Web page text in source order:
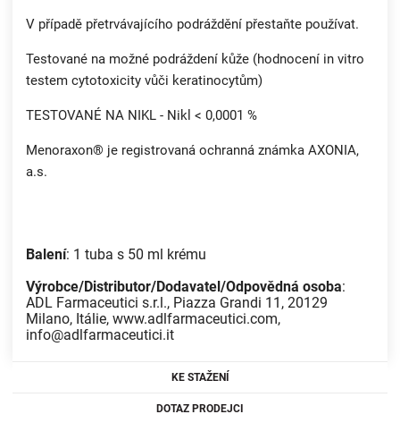
V případě přetrvávajícího podráždění přestaňte používat.
Testované na možné podráždení kůže (hodnocení in vitro
testem cytotoxicity vůči keratinocytům)
TESTOVANÉ NA NIKL - Nikl < 0,0001 %
Menoraxon® je registrovaná ochranná známka AXONIA,
a.s.
Balení: 1 tuba s 50 ml krému
Výrobce/Distributor/Dodavatel/Odpovědná osoba:
ADL Farmaceutici s.r.l., Piazza Grandi 11, 20129
Milano, Itálie, www.adlfarmaceutici.com,
info@adlfarmaceutici.it
KE STAŽENÍ
DOTAZ PRODEJCI